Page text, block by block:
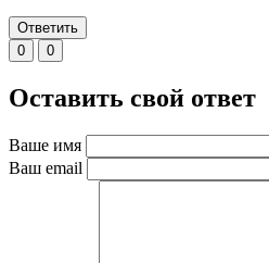
Ответить
0
0
Оставить свой ответ
Ваше имя
Ваш email